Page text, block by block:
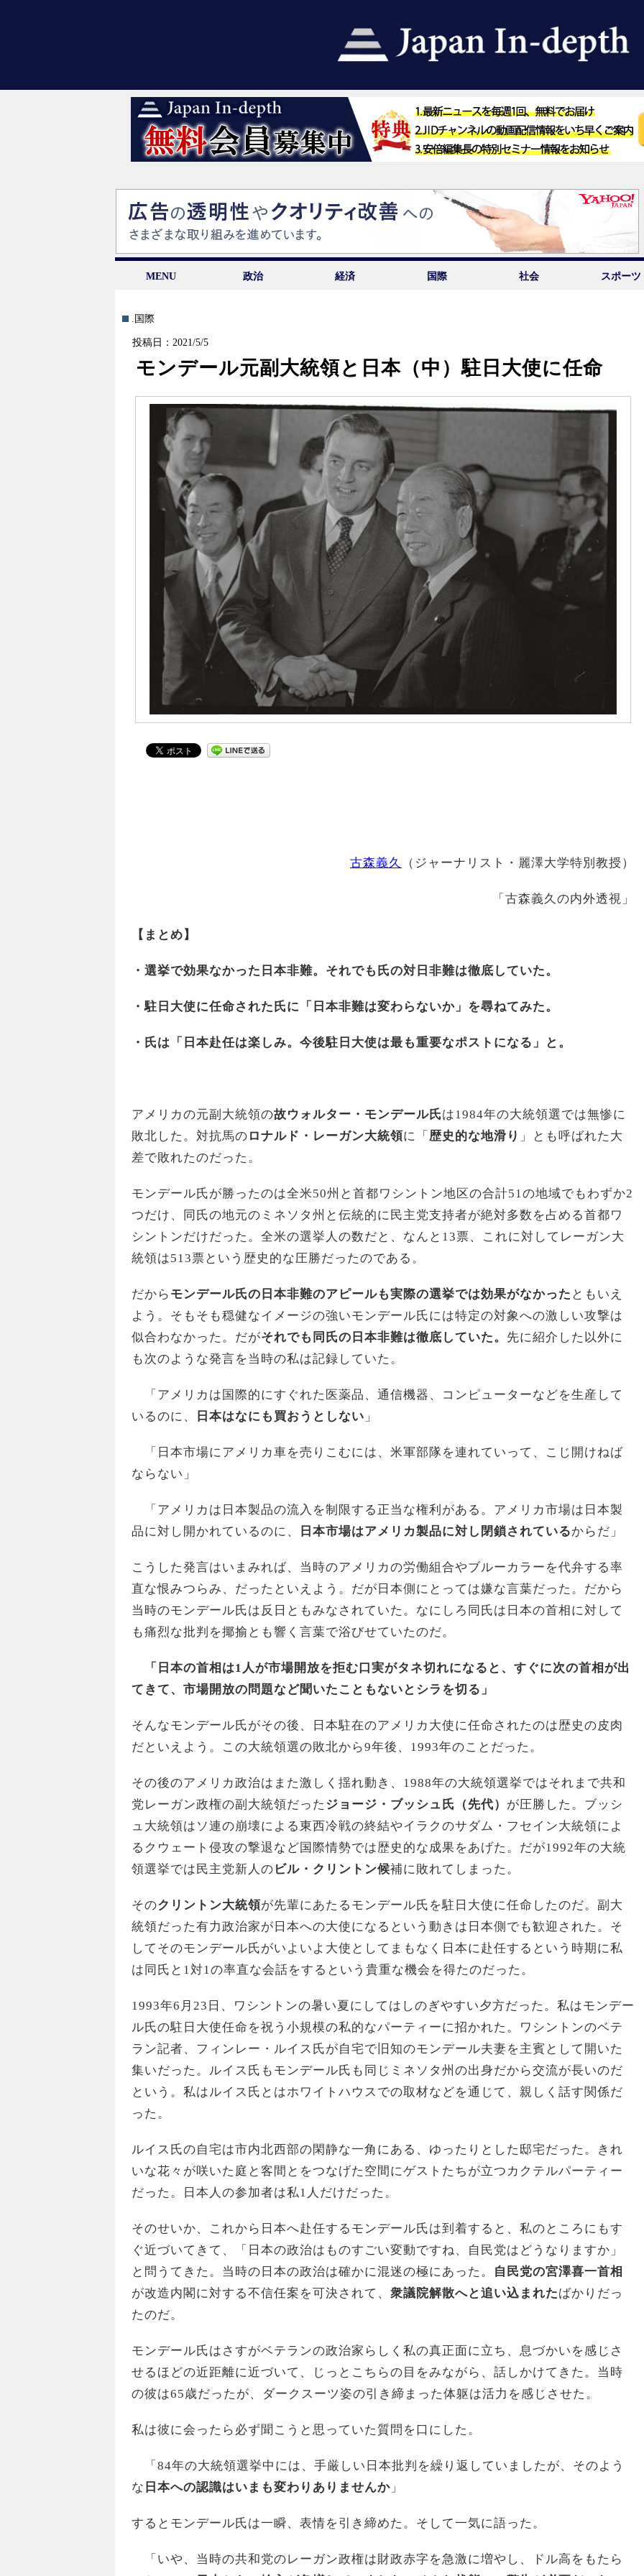
MENU 政治 経済 国際 社会 スポーツ
.国際
投稿日：2021/5/5
モンデール元副大統領と日本（中）駐日大使に任命
古森義久 （ジャーナリスト・麗澤大学特別教授）
「古森義久の内外透視」
【まとめ】
・選挙で効果なかった日本非難。それでも氏の対日非難は徹底していた。
・駐日大使に任命された氏に「日本非難は変わらないか」を尋ねてみた。
・氏は「日本赴任は楽しみ。今後駐日大使は最も重要なポストになる」と。
アメリカの元副大統領の故ウォルター・モンデール氏は1984年の大統領選では無惨に
敗北した。対抗馬の ロナルド・レーガン大統領に「 歴史的な地滑り 」とも呼ばれた大
差で敗れたのだった。
モンデール氏が勝ったのは全米50州と首都ワシントン地区の合計51の地域でもわずか2
つだけ、同氏の地元のミネソタ州と伝統的に民主党支持者が絶対多数を占める首都ワ
シントンだけだった。全米の選挙人の数だと、なんと13票、これに対してレーガン大
統領は513票という歴史的な圧勝だったのである。
だから モンデール氏の日本非難のアピールも実際の選挙では効果がなかった ともいえ
よう。そもそも穏健なイメージの強いモンデール氏には特定の対象への激しい攻撃は
似合わなかった。だがそれでも同氏の日本非難は徹底していた。 先に紹介した以外に
も次のような発言を当時の私は記録していた。
「アメリカは国際的にすぐれた医薬品、通信機器、コンピューターなどを生産して
いるのに、
日本はなにも買おうとしない 」
「日本市場にアメリカ車を売りこむには、米軍部隊を連れていって、こじ開けねば
ならない」
「アメリカは日本製品の流入を制限する正当な権利がある。アメリカ市場は日本製
品に対し開かれているのに、
日本市場はアメリカ製品に対し閉鎖されているからだ」
こうした発言はいまみれば、当時のアメリカの労働組合やブルーカラーを代弁する率
直な恨みつらみ、だったといえよう。だが日本側にとっては嫌な言葉だった。だから
当時のモンデール氏は反日ともみなされていた。なにしろ同氏は日本の首相に対して
も痛烈な批判を揶揄とも響く言葉で浴びせていたのだ。
「日本の首相は1人が市場開放を拒む口実がタネ切れになると、すぐに次の首相が出
てきて、市場開放の問題など聞いたこともないとシラを切る」
そんなモンデール氏がその後、日本駐在のアメリカ大使に任命されたのは歴史の皮肉
だといえよう。この大統領選の敗北から9年後、1993年のことだった。
その後のアメリカ政治はまた激しく揺れ動き、1988年の大統領選挙ではそれまで共和
党レーガン政権の副大統領だった ジョージ・ブッシュ氏（先代） が圧勝した。ブッシ
ュ大統領はソ連の崩壊による東西冷戦の終結やイラクのサダム・フセイン大統領によ
るクウェート侵攻の撃退など国際情勢では歴史的な成果をあげた。だが1992年の大統
領選挙では民主党新人の ビル・クリントン候補に敗れてしまった。
そのクリントン大統領が先輩にあたるモンデール氏を駐日大使に任命したのだ。副大
統領だった有力政治家が日本への大使になるという動きは日本側でも歓迎された。そ
してそのモンデール氏がいよいよ大使としてまもなく日本に赴任するという時期に私
は同氏と1対1の率直な会話をするという貴重な機会を得たのだった。
1993年6月23日、ワシントンの暑い夏にしてはしのぎやすい夕方だった。私はモンデー
ル氏の駐日大使任命を祝う小規模の私的なパーティーに招かれた。ワシントンのベテ
ラン記者、フィンレー・ルイス氏が自宅で旧知のモンデール夫妻を主賓として開いた
集いだった。ルイス氏もモンデール氏も同じミネソタ州の出身だから交流が長いのだ
という。私はルイス氏とはホワイトハウスでの取材などを通じて、親しく話す関係だ
った。
ルイス氏の自宅は市内北西部の閑静な一角にある、ゆったりとした邸宅だった。きれ
いな花々が咲いた庭と客間とをつなげた空間にゲストたちが立つカクテルパーティー
だった。日本人の参加者は私1人だけだった。
そのせいか、これから日本へ赴任するモンデール氏は到着すると、私のところにもす
ぐ近づいてきて、「日本の政治はものすごい変動ですね、自民党はどうなりますか」
と問うてきた。当時の日本の政治は確かに混迷の極にあった。
自民党の宮澤喜一首相
が改造内閣に対する不信任案を可決されて、 衆議院解散へと追い込まれたばかりだっ
たのだ。
モンデール氏はさすがベテランの政治家らしく私の真正面に立ち、息づかいを感じさ
せるほどの近距離に近づいて、じっとこちらの目をみながら、話しかけてきた。当時
の彼は65歳だったが、ダークスーツ姿の引き締まった体躯は活力を感じさせた。
私は彼に会ったら必ず聞こうと思っていた質問を口にした。
「84年の大統領選挙中には、手厳しい日本批判を繰り返していましたが、そのよう
な 日本への認識はいまも変わりありませんか 」
するとモンデール氏は一瞬、表情を引き締めた。そして一気に語った。
「いや、当時の共和党のレーガン政権は財政赤字を急激に増やし、ドル高をもたら